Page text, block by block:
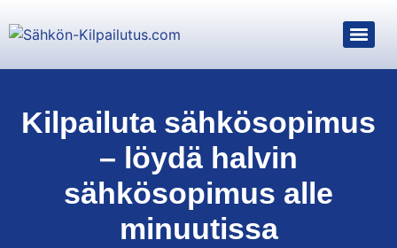
Kilpailuta sähkösopimus
– löydä halvin
sähkösopimus alle
minuutissa